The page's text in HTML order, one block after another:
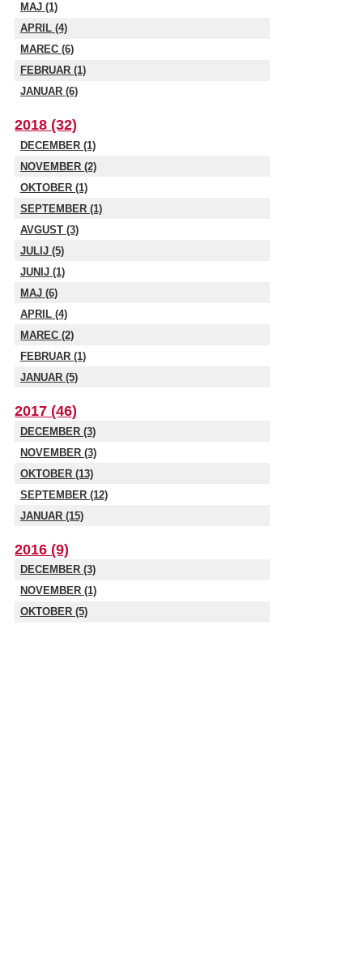
MAJ (1)
APRIL (4)
MAREC (6)
FEBRUAR (1)
JANUAR (6)
2018 (32)
DECEMBER (1)
NOVEMBER (2)
OKTOBER (1)
SEPTEMBER (1)
AVGUST (3)
JULIJ (5)
JUNIJ (1)
MAJ (6)
APRIL (4)
MAREC (2)
FEBRUAR (1)
JANUAR (5)
2017 (46)
DECEMBER (3)
NOVEMBER (3)
OKTOBER (13)
SEPTEMBER (12)
JANUAR (15)
2016 (9)
DECEMBER (3)
NOVEMBER (1)
OKTOBER (5)